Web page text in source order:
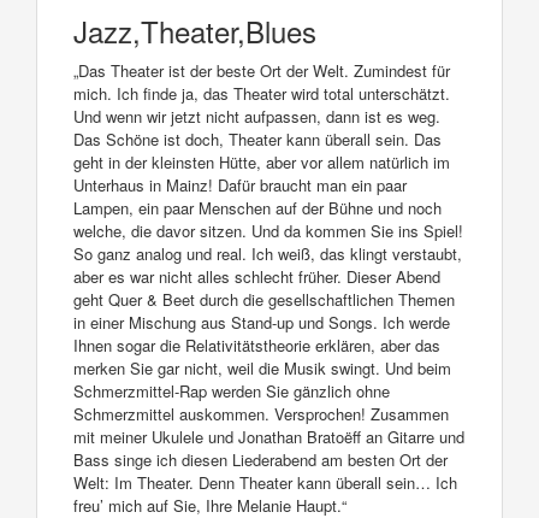
Jazz,Theater,Blues
„Das Theater ist der beste Ort der Welt. Zumindest für
mich. Ich finde ja, das Theater wird total unterschätzt.
Und wenn wir jetzt nicht aufpassen, dann ist es weg.
Das Schöne ist doch, Theater kann überall sein. Das
geht in der kleinsten Hütte, aber vor allem natürlich im
Unterhaus in Mainz! Dafür braucht man ein paar
Lampen, ein paar Menschen auf der Bühne und noch
welche, die davor sitzen. Und da kommen Sie ins Spiel!
So ganz analog und real. Ich weiß, das klingt verstaubt,
aber es war nicht alles schlecht früher. Dieser Abend
geht Quer & Beet durch die gesellschaftlichen Themen
in einer Mischung aus Stand-up und Songs. Ich werde
Ihnen sogar die Relativitätstheorie erklären, aber das
merken Sie gar nicht, weil die Musik swingt. Und beim
Schmerzmittel-Rap werden Sie gänzlich ohne
Schmerzmittel auskommen. Versprochen! Zusammen
mit meiner Ukulele und Jonathan Bratoëff an Gitarre und
Bass singe ich diesen Liederabend am besten Ort der
Welt: Im Theater. Denn Theater kann überall sein… Ich
freu’ mich auf Sie, Ihre Melanie Haupt.“